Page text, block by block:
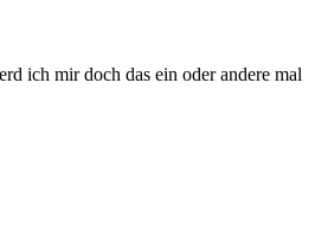
ich mir doch das ein oder andere mal